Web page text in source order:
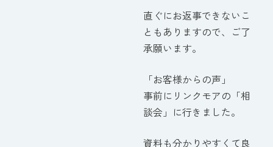
直ぐにお返事できないこ
ともありますので、ご了
承願います。
「お客様からの声」
事前にリンクモアの「相
談会」に行きました。
資料も分かりやすくて良